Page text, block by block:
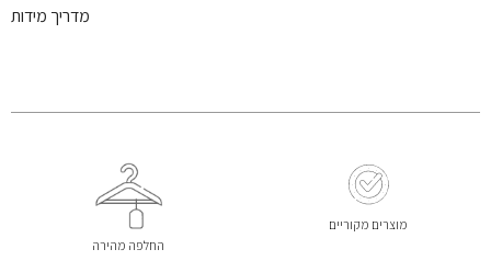
מדריך מידות
מוצרים מקוריים
החלפה מהירה